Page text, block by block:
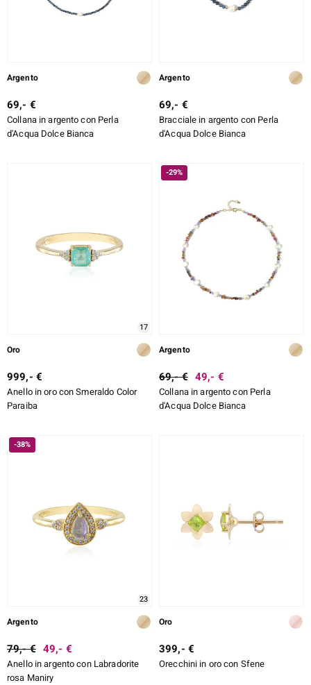
SELECTION
de Melo
TIPO DI METALLO
MONTATURA
Argento
69,- €
Collana in argento con Perla
d'Acqua Dolce Bianca
Argento
69,- €
Bracciale in argento con Perla
d'Acqua Dolce Bianca
17
Oro
999,- €
Anello in oro con Smeraldo Color
Paraiba
-29%
Argento
69,- € 49,- €
Collana in argento con Perla
d'Acqua Dolce Bianca
-38%
23
Argento
79,- € 49,- €
Anello in argento con Labradorite
rosa Maniry
Oro
399,- €
Orecchini in oro con Sfene